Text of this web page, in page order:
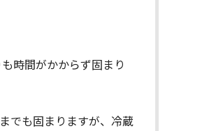
時間がかからず固まり
でも固まりますが、冷蔵